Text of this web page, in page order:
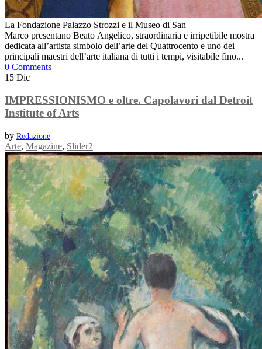
La Fondazione Palazzo Strozzi e il Museo di San
Marco presentano Beato Angelico, straordinaria e irripetibile mostra
dedicata all’artista simbolo dell’arte del Quattrocento e uno dei
principali maestri dell’arte italiana di tutti i tempi, visitabile fino...
0 Comments
15 Dic
IMPRESSIONISMO e oltre. Capolavori dal Detroit
Institute of Arts
by Redazione
Arte, Magazine, Slider2